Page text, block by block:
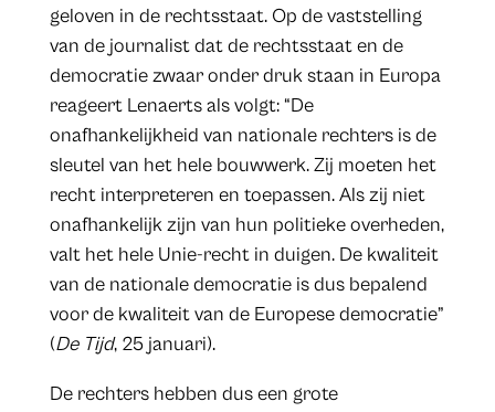
geloven in de rechtsstaat. Op de vaststelling
van de journalist dat de rechtsstaat en de
democratie zwaar onder druk staan in Europa
reageert Lenaerts als volgt: “De
onafhankelijkheid van nationale rechters is de
sleutel van het hele bouwwerk. Zij moeten het
recht interpreteren en toepassen. Als zij niet
onafhankelijk zijn van hun politieke overheden,
valt het hele Unie-recht in duigen. De kwaliteit
van de nationale democratie is dus bepalend
voor de kwaliteit van de Europese democratie”
(De Tijd, 25 januari).
De rechters hebben dus een grote